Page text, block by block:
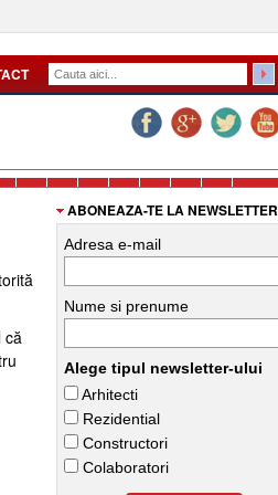
că
ABONEAZA-TE LA NEWSLETTER
Adresa e-mail
Nume si prenume
Alege tipul newsletter-ului
Arhitecti
Rezidential
Constructori
Colaboratori